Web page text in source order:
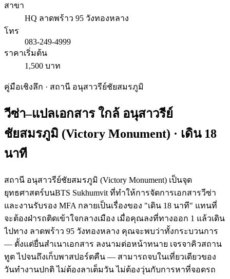
สาขา
HQ ลาดพร้าว 95 วังทองหลาง
โทร
083-249-4999
ราคาเริ่มต้น
1,500 บาท
คู่มือเชิงลึก · สถานี อนุสาวรีย์ชัยสมรภูมิ
วีซ่า–แปลเอกสาร ใกล้ อนุสาวรีย์
ชัยสมรภูมิ (Victory Monument) · เดิน 18
นาที
สถานี อนุสาวรีย์ชัยสมรภูมิ (Victory Monument) เป็นจุด
ยุทธศาสตร์บนBTS Sukhumvit ที่ทำให้การจัดการเอกสารวีซ่า
และงานรับรอง MFA กลายเป็นเรื่องของ "เดิน 18 นาที" แทนที่
จะต้องฝ่ารถติดเข้าใจกลางเมือง เมื่อคุณลงที่ทางออก 1 แล้วเดิน
ไปทาง ลาดพร้าว 95 วังทองหลาง คุณจะพบว่าทั้งกระบวนการ
— ตั้งแต่ยื่นสำเนาเอกสาร ลงนามต่อหน้าทนาย เจรจาคิวสถาน
ทูต ไปจนถึงเก็บพาสปอร์ตคืน — สามารถจบในเที่ยวเดียวของ
วันทำงานปกติ ไม่ต้องลาเต็มวัน ไม่ต้องวุ่นกับการหาที่จอดรถ